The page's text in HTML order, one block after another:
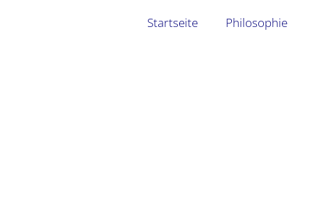
Startseite Philosophie